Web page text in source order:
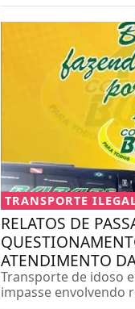
TRANSPORTE
RELATOS DE
ATENDIMENTO
Transporte de idoso
impasse envolvendo